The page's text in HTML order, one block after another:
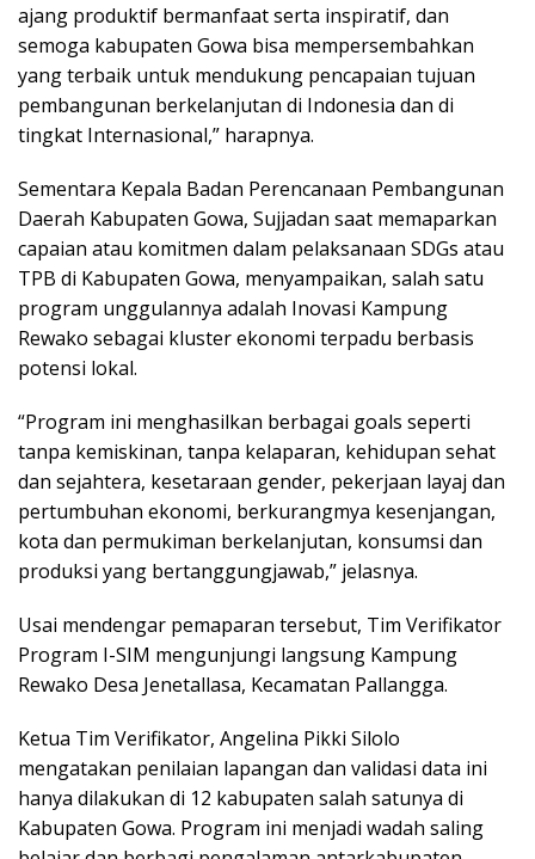
ajang produktif bermanfaat serta inspiratif, dan
semoga kabupaten Gowa bisa mempersembahkan
yang terbaik untuk mendukung pencapaian tujuan
pembangunan berkelanjutan di Indonesia dan di
tingkat Internasional,” harapnya.
Sementara Kepala Badan Perencanaan Pembangunan
Daerah Kabupaten Gowa, Sujjadan saat memaparkan
capaian atau komitmen dalam pelaksanaan SDGs atau
TPB di Kabupaten Gowa, menyampaikan, salah satu
program unggulannya adalah Inovasi Kampung
Rewako sebagai kluster ekonomi terpadu berbasis
potensi lokal.
“Program ini menghasilkan berbagai goals seperti
tanpa kemiskinan, tanpa kelaparan, kehidupan sehat
dan sejahtera, kesetaraan gender, pekerjaan layaj dan
pertumbuhan ekonomi, berkurangmya kesenjangan,
kota dan permukiman berkelanjutan, konsumsi dan
produksi yang bertanggungjawab,” jelasnya.
Usai mendengar pemaparan tersebut, Tim Verifikator
Program I-SIM mengunjungi langsung Kampung
Rewako Desa Jenetallasa, Kecamatan Pallangga.
Ketua Tim Verifikator, Angelina Pikki Silolo
mengatakan penilaian lapangan dan validasi data ini
hanya dilakukan di 12 kabupaten salah satunya di
Kabupaten Gowa. Program ini menjadi wadah saling